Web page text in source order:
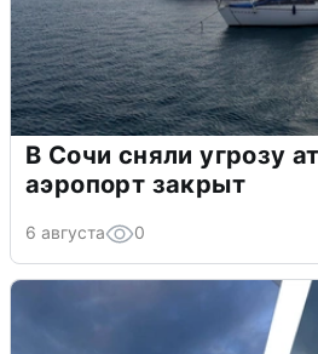
В Сочи сняли угрозу
аэропорт закрыт
6 августа 0